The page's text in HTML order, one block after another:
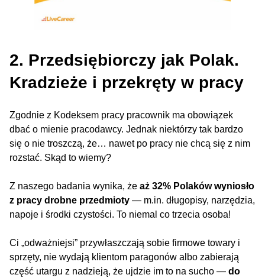
2. Przedsiębiorczy jak Polak.
Kradzieże i przekręty w pracy
Zgodnie z Kodeksem pracy pracownik ma obowiązek
dbać o mienie pracodawcy. Jednak niektórzy tak bardzo
się o nie troszczą, że… nawet po pracy nie chcą się z nim
rozstać. Skąd to wiemy?
Z naszego badania wynika, że aż 32% Polaków wyniosło
z pracy drobne przedmioty — m.in. długopisy, narzędzia,
napoje i środki czystości. To niemal co trzecia osoba!
Ci „odważniejsi” przywłaszczają sobie firmowe towary i
sprzęty, nie wydają klientom paragonów albo zabierają
część utargu z nadzieją, że ujdzie im to na sucho — do